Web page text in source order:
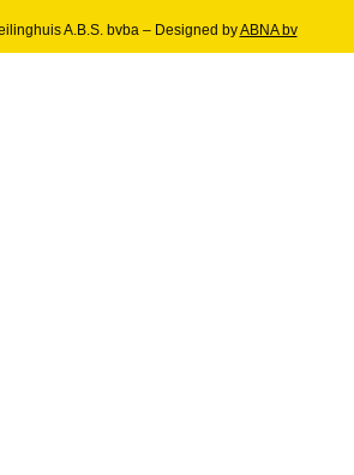
A.B.S. bvba – Designed byABNA bv